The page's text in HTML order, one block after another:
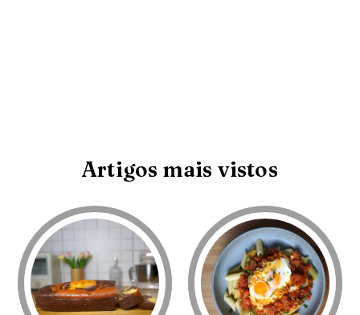
Artigos mais vistos